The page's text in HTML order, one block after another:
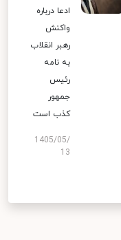
ادعا درباره
واکنش
رهبر انقلاب
به نامه
رئیس
جمهور
کذب است
1405/05/
13